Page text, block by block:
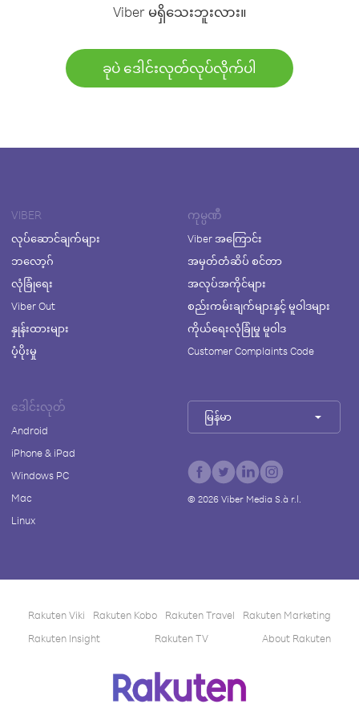
Viber မရှိသေးဘူးလား။
ခုပဲ ဒေါင်းလုတ်လုပ်လိုက်ပါ
VIBER
လုပ်ဆောင်ချက်များ
ဘလော့ဂ်
လုံခြုံရေး
Viber Out
နှုန်းထားများ
ပံ့ပိုးမှု
ကုမ္ပဏီ
Viber အကြောင်း
အမှတ်တံဆိပ် စင်တာ
အလုပ်အကိုင်များ
စည်းကမ်းချက်များနှင့် မူဝါဒများ
ကိုယ်ရေးလုံခြုံမှု မူဝါဒ
Customer Complaints Code
ဒေါင်းလုတ်
Android
iPhone & iPad
Windows PC
Mac
Linux
မြန်မာ
© 2026Viber Media S.à r.l.
Rakuten Viki Rakuten Kobo Rakuten Travel
Rakuten Marketing
Rakuten Insight
Rakuten TV About Rakuten